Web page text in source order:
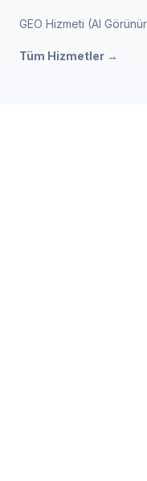
GEO Hizmeti (AI
Tüm Hizmetler →